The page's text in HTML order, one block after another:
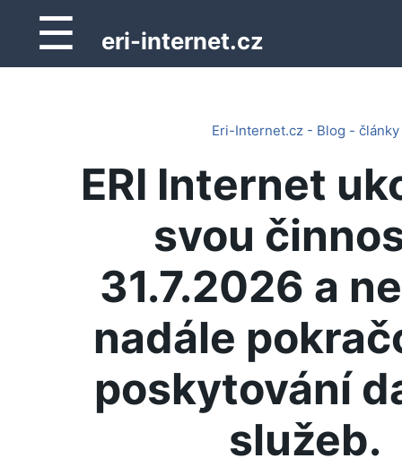
☰ eri-internet.cz
Eri-Internet.cz - Blog - články
ERI Internet
svou
31.7.2026 a
nadále
poskytování
služeb.